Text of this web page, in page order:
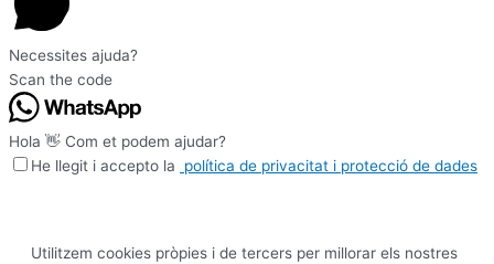
Necessites ajuda?
Scan the code
Hola 👋 Com et podem ajudar?
He llegit i accepto la
política de privacitat i protecció de dades
Utilitzem cookies pròpies i de tercers per millorar els nostres